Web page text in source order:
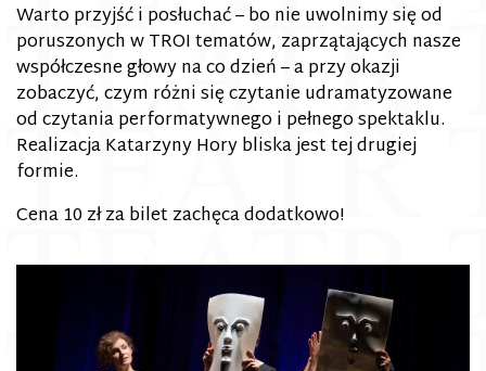
Warto przyjść i posłuchać – bo nie uwolnimy się od
poruszonych w TROI tematów, zaprzątających nasze
współczesne głowy na co dzień – a przy okazji
zobaczyć, czym różni się czytanie udramatyzowane
od czytania performatywnego i pełnego spektaklu.
Realizacja Katarzyny Hory bliska jest tej drugiej
formie.
Cena 10 zł za bilet zachęca dodatkowo!